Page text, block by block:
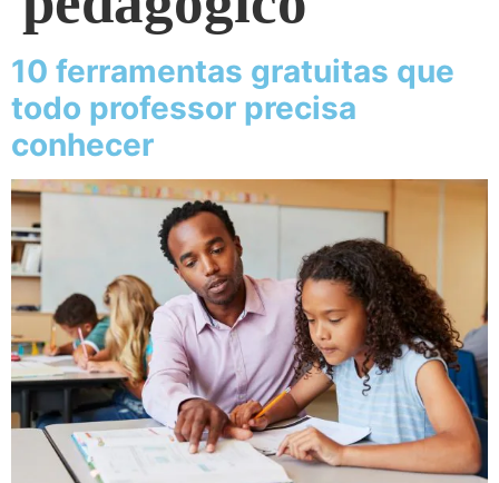
10 ferramentas gratuitas que
todo professor precisa
conhecer